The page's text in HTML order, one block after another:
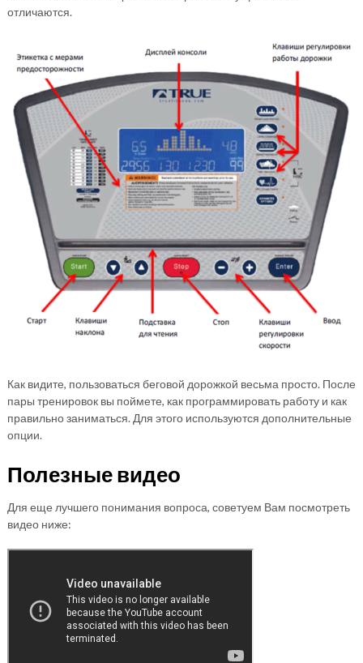
отличаются.
Как видите, пользоваться беговой дорожкой весьма просто. После
пары тренировок вы поймете, как программировать работу и как
правильно заниматься. Для этого используются дополнительные
опции.
Полезные видео
Для еще лучшего понимания вопроса, советуем Вам посмотреть
видео ниже: